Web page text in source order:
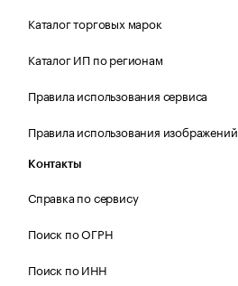
Каталог торговых марок
Каталог ИП по регионам
Правила использования сервиса
Правила использования изображений
Контакты
Справка по сервису
Поиск по ОГРН
Поиск по ИНН